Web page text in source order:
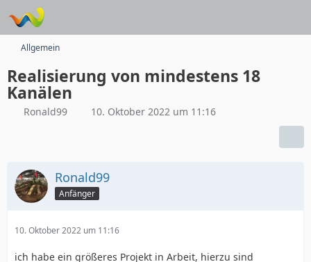
Allgemein
Realisierung von mindestens 18
Kanälen
Ronald99 10. Oktober 2022 um 11:16
Ronald99
Anfänger
10. Oktober 2022 um 11:16
ich habe ein größeres Projekt in Arbeit, hierzu sind